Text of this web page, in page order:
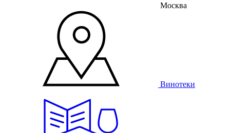
Москва
Винотеки